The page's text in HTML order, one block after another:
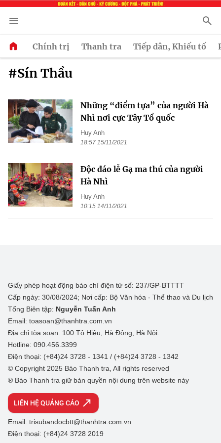
Chính trị Thanh tra Tiếp dân, Khiếu tố
#Sín Thầu
Những “điểm tựa” của người Hà
Nhì nơi cực Tây Tổ quốc
Huy Anh
18:57 15/11/2021
Độc đáo lễ Gạ ma thú của người
Hà Nhì
Huy Anh
10:15 14/11/2021
Giấy phép hoạt động báo chí điện tử số: 237/GP-BTTTT
Cấp ngày: 30/08/2024; Nơi cấp: Bộ Văn hóa - Thể thao và Du lịch
Tổng Biên tập: Nguyễn Tuấn Anh
Email: toasoan@thanhtra.com.vn
Địa chỉ tòa soạn: 100 Tô Hiệu, Hà Đông, Hà Nội.
Hotline: 090.456.3399
Điện thoại: (+84)24 3728 - 1341 / (+84)24 3728 - 1342
© Copyright 2025 Báo Thanh tra, All rights reserved
® Báo Thanh tra giữ bản quyền nội dung trên website này
LIÊN HỆ QUẢNG CÁO
Email: trisubandocbtt@thanhtra.com.vn
Điện thoại: (+84)24 3728 2019